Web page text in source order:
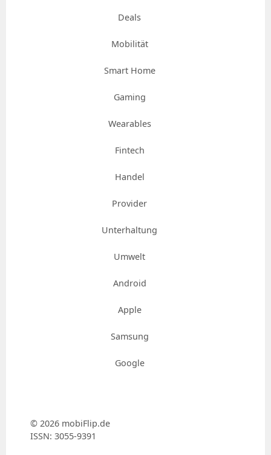
Deals
Mobilität
Smart Home
Gaming
Wearables
Fintech
Handel
Provider
Unterhaltung
Umwelt
Android
Apple
Samsung
Google
© 2026 mobiFlip.de
ISSN: 3055-9391